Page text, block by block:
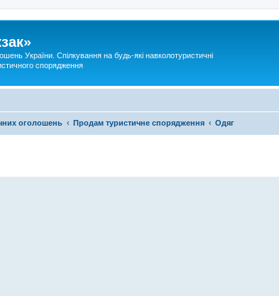
України. Спілкування на будь-які навколотуристичні
спорядження
оголошень Продам туристичне спорядження Одяг